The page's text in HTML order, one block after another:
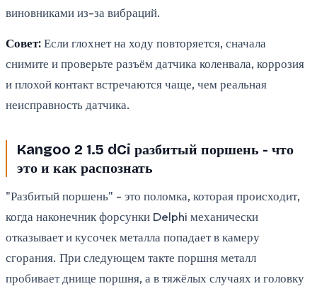
виновниками из-за вибраций.
Совет:Если глохнет на ходу повторяется, сначала
снимите и проверьте разъём датчика коленвала, коррозия
и плохой контакт встречаются чаще, чем реальная
неисправность датчика.
Kangoo 2 1.5 dCi разбитый поршень - что
это и как распознать
"Разбитый поршень" - это поломка, которая происходит,
когда наконечник форсунки Delphi механически
отказывает и кусочек металла попадает в камеру
сгорания. При следующем такте поршня металл
пробивает днище поршня, а в тяжёлых случаях и головку